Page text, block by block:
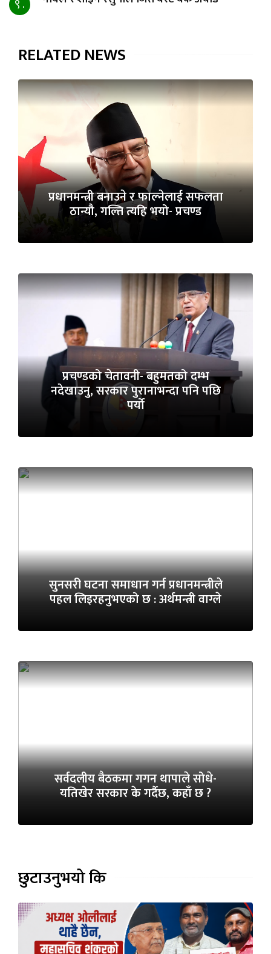
९ .
RELATED NEWS
प्रधानमन्त्री बनाउने र फाल्नेलाई सफलता
ठान्यौ, गल्ति त्यहि भयो- प्रचण्ड
प्रचण्डको चेतावनी- बहुमतको दम्भ
नदेखाउनु, सरकार पुरानाभन्दा पनि पछि
पर्यो
सुनसरी घटना समाधान गर्न प्रधानमन्त्रीले
पहल लिइरहनुभएको छ : अर्थमन्त्री वाग्ले
सर्वदलीय बैठकमा गगन थापाले सोधे-
यतिखेर सरकार के गर्दैछ, कहाँ छ ?
छुटाउनुभयो कि